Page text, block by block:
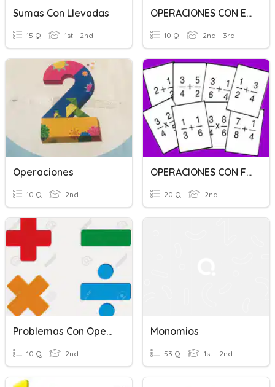
Sumas Con Llevadas
15 Q 1st - 2nd
OPERACIONES CON ENTEROS
10 Q 2nd - 3rd
Operaciones
10 Q 2nd
OPERACIONES CON FRACCIONES
20 Q 2nd
Problemas Con Operaciones Básicas
10 Q 2nd
Monomios
53 Q 1st - 2nd